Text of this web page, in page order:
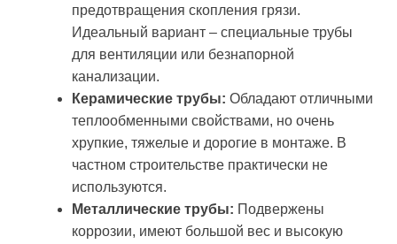
предотвращения скопления грязи.
Идеальный вариант – специальные трубы
для вентиляции или безнапорной
канализации.
Керамические трубы: Обладают отличными
теплообменными свойствами, но очень
хрупкие, тяжелые и дорогие в монтаже. В
частном строительстве практически не
используются.
Металлические трубы: Подвержены
коррозии, имеют большой вес и высокую